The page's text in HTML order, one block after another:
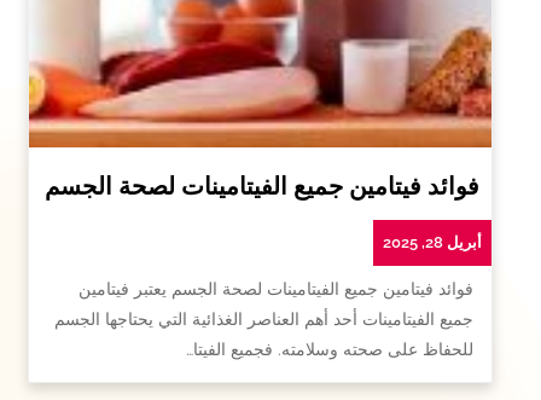
فوائد فيتامين جميع الفيتامينات لصحة الجسم
أبريل 28, 2025
فوائد فيتامين جميع الفيتامينات لصحة الجسم يعتبر فيتامين
جميع الفيتامينات أحد أهم العناصر الغذائية التي يحتاجها الجسم
للحفاظ على صحته وسلامته. فجميع الفيتا…